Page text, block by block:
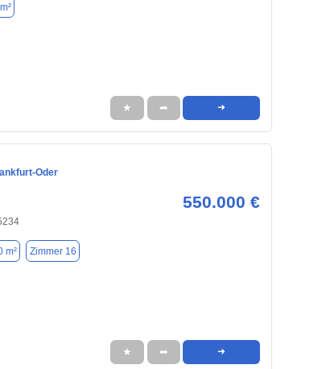
★ ➦ ➜
Oder
550.000 €
m² Zimmer 16
★ ➦ ➜